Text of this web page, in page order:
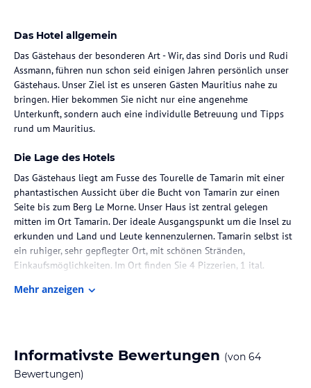
Das Hotel allgemein
Das Gästehaus der besonderen Art - Wir, das sind Doris und Rudi
Assmann, führen nun schon seid einigen Jahren persönlich unser
Gästehaus. Unser Ziel ist es unseren Gästen Mauritius nahe zu
bringen. Hier bekommen Sie nicht nur eine angenehme
Unterkunft, sondern auch eine individulle Betreuung und Tipps
rund um Mauritius.
Die Lage des Hotels
Das Gästehaus liegt am Fusse des Tourelle de Tamarin mit einer
phantastischen Aussicht über die Bucht von Tamarin zur einen
Seite bis zum Berg Le Morne. Unser Haus ist zentral gelegen
mitten im Ort Tamarin. Der ideale Ausgangspunkt um die Insel zu
erkunden und Land und Leute kennenzulernen. Tamarin selbst ist
ein ruhiger, sehr gepflegter Ort, mit schönen Stränden,
Einkaufsmöglichkeiten. Im Ort finden Sie 4 Pizzerien, 1 ital.
Hotelrestaurant sowie 1 Biergarten mit Steaks und intern. Kücche -
Wir verfügen über Studios, kleine Apartments bis hin zu mittleren
und auch großen Apartments von der mittleren Ausstattung bis
Mehr anzeigen
Informativste Bewertungen (von 64
Bewertungen)